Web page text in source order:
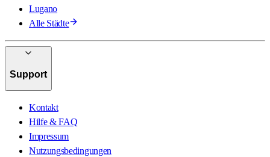
Lugano
Alle Städte
Support
Kontakt
Hilfe & FAQ
Impressum
Nutzungsbedingungen